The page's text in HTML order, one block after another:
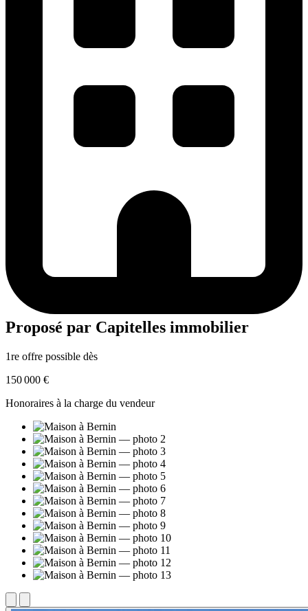
Proposé par Capitelles immobilier
1re offre possible dès
150 000 €
Honoraires à la charge du vendeur